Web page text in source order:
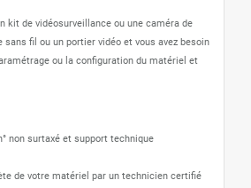
kit de vidéosurveillance ou une caméra de
sans fil ou un portier vidéo et vous avez besoin
ou la configuration du matériel et
non surtaxé et support technique
de votre matériel par un technicien certifié